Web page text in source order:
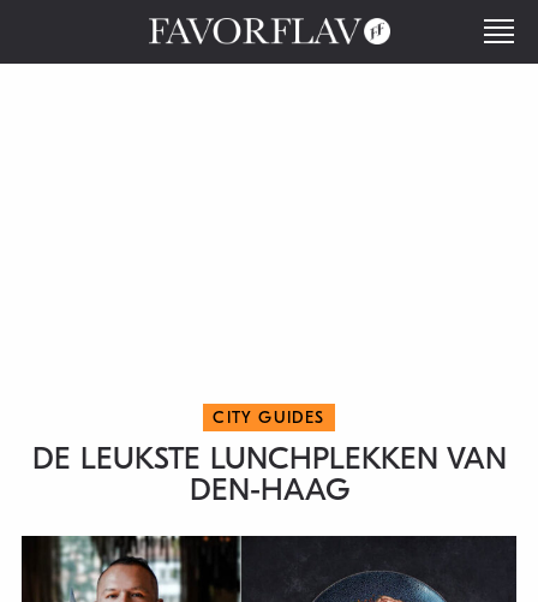
CITY GUIDES
DE LEUKSTE LUNCHPLEKKEN VAN
DEN-HAAG